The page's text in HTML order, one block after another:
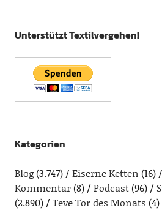
Unterstützt Textilvergehen!
Kategorien
Blog(3.747) Eiserne Ketten (16)
Kommentar(8) Podcast(96)
(2.890)
Teve Tor des Monats (4)